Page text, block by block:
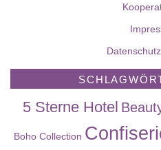
5 Sterne Hotel
Boho Collection